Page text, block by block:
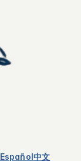
Español中文